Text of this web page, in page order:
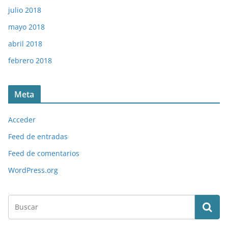
julio 2018
mayo 2018
abril 2018
febrero 2018
Meta
Acceder
Feed de entradas
Feed de comentarios
WordPress.org